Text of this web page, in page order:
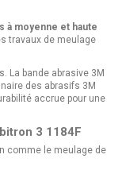
à moyenne et haute
travaux de meulage
La bande abrasive 3M
des abrasifs 3M
accrue pour une
3 1184F
comme le meulage de